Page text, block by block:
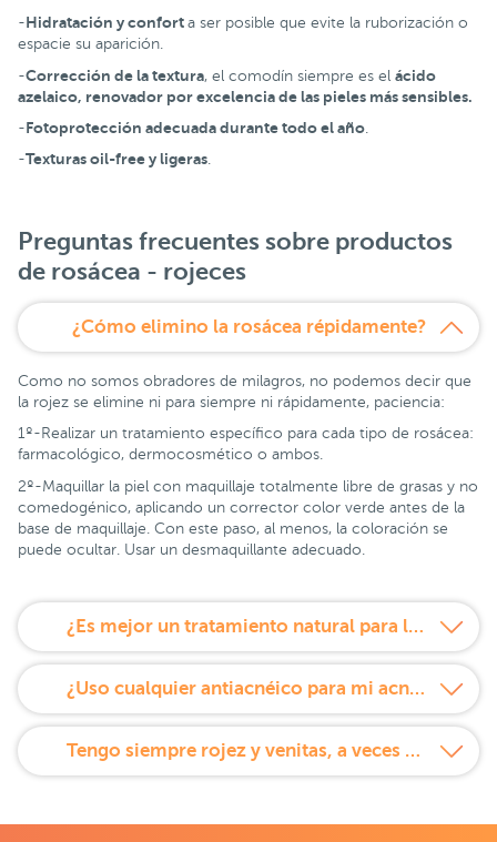
-Hidratación y confort a ser posible que evite la ruborización o
espacie su aparición.
-Corrección de la textura, el comodín siempre es el ácido
azelaico, renovador por excelencia de las pieles más sensibles.
-Fotoprotección adecuada durante todo el año.
-Texturas oil-free y ligeras.
Preguntas frecuentes sobre productos
de rosácea - rojeces
¿Cómo elimino la rosácea répidamente?
Como no somos obradores de milagros, no podemos decir que
la rojez se elimine ni para siempre ni rápidamente, paciencia:
1º-Realizar un tratamiento específico para cada tipo de rosácea:
farmacológico, dermocosmético o ambos.
2º-Maquillar la piel con maquillaje totalmente libre de grasas y no
comedogénico, aplicando un corrector color verde antes de la
base de maquillaje. Con este paso, al menos, la coloración se
puede ocultar. Usar un desmaquillante adecuado.
¿Es mejor un tratamiento natural para la rosácea?
¿Uso cualquier antiacnéico para mi acné rosácea?
Tengo siempre rojez y venitas, a veces me arde la piel.